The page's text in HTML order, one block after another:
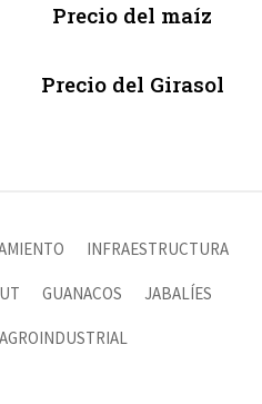
Precio del maíz
Precio del Girasol
INFRAESTRUCTURA
GUANACOS JABALÍES